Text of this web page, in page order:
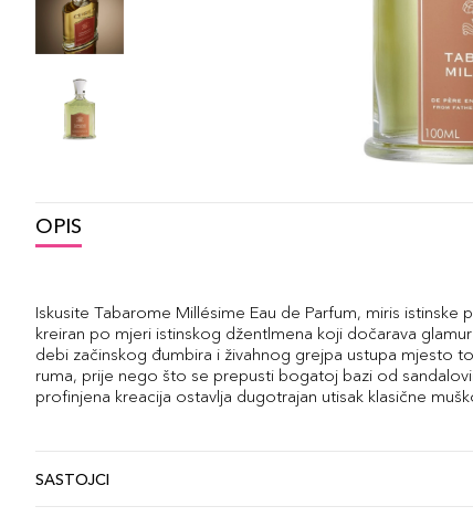
OPIS
Iskusite Tabarome Millésime Eau de Parfum, miris
kreiran po mjeri istinskog džentlmena koji dočarava
debi začinskog đumbira i živahnog grejpa ustupa mjesto
ruma, prije nego što se prepusti bogatoj bazi od
profinjena kreacija ostavlja dugotrajan utisak klasične
SASTOJCI